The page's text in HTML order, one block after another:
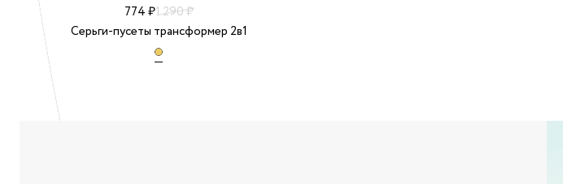
774 ₽1 290 ₽
Серьги-пусеты трансформер 2в1